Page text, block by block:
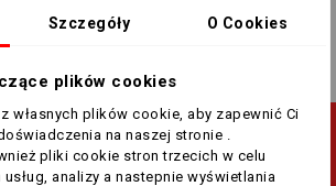
Szczegóły O Cookies
plików cookies
własnych plików cookie, aby zapewnić Ci
na naszej stronie .
pliki cookie stron trzecich w celu
analizy a nastepnie wyświetlania